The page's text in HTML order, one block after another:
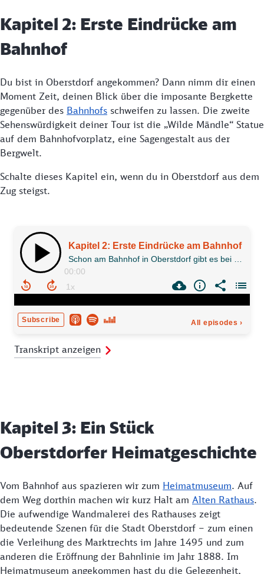
Kapitel 2: Erste Eindrücke am
Bahnhof
Du bist in Oberstdorf angekommen? Dann nimm dir einen
Moment Zeit, deinen Blick über die imposante Bergkette
gegenüber des Bahnhofs schweifen zu lassen. Die zweite
Sehenswürdigkeit deiner Tour ist die „Wilde Mändle“ Statue
auf dem Bahnhofvorplatz, eine Sagengestalt aus der
Bergwelt.
Schalte dieses Kapitel ein, wenn du in Oberstdorf aus dem
Zug steigst.
Transkript anzeigen
Kapitel 3: Ein Stück
Oberstdorfer Heimatgeschichte
Vom Bahnhof aus spazieren wir zum Heimatmuseum. Auf
dem Weg dorthin machen wir kurz Halt am Alten Rathaus.
Die aufwendige Wandmalerei des Rathauses zeigt
bedeutende Szenen für die Stadt Oberstdorf – zum einen
die Verleihung des Marktrechts im Jahre 1495 und zum
anderen die Eröffnung der Bahnlinie im Jahr 1888. Im
Heimatmuseum angekommen hast du die Gelegenheit,